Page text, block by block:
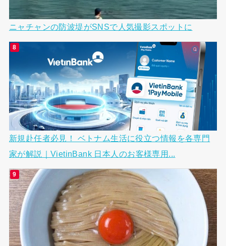
ニャチャンの防波堤がSNSで人気撮影スポットに
新規赴任者必見！ ベトナム生活に役立つ情報を各専門
家が解説｜VietinBank 日本人のお客様専用...